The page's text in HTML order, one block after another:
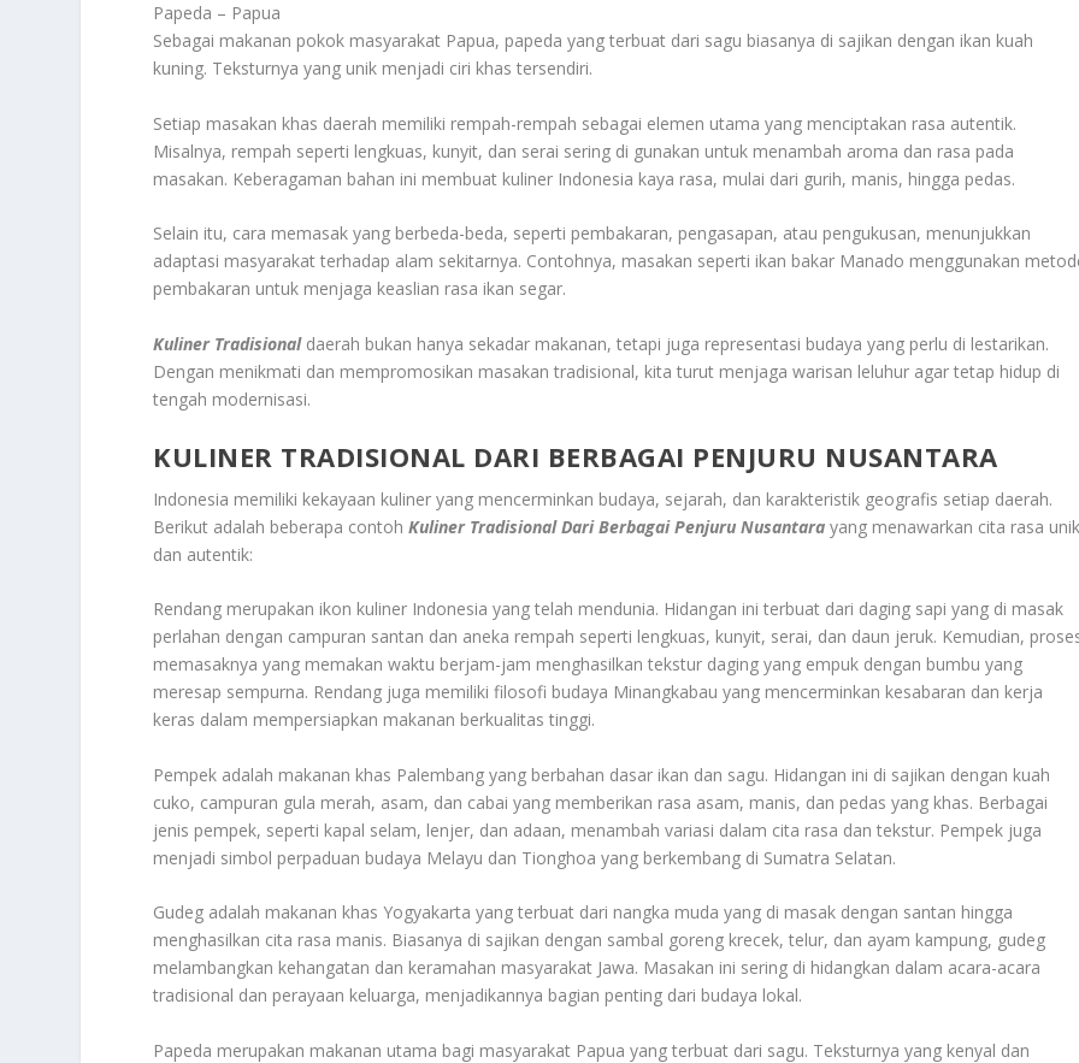
Papeda – Papua
Sebagai makanan pokok masyarakat Papua, papeda yang terbuat dari sagu biasanya di sajikan dengan ikan kuah
kuning. Teksturnya yang unik menjadi ciri khas tersendiri.
Setiap masakan khas daerah memiliki rempah-rempah sebagai elemen utama yang menciptakan rasa autentik.
Misalnya, rempah seperti lengkuas, kunyit, dan serai sering di gunakan untuk menambah aroma dan rasa pada
masakan. Keberagaman bahan ini membuat kuliner Indonesia kaya rasa, mulai dari gurih, manis, hingga pedas.
Selain itu, cara memasak yang berbeda-beda, seperti pembakaran, pengasapan, atau pengukusan, menunjukkan
adaptasi masyarakat terhadap alam sekitarnya. Contohnya, masakan seperti ikan bakar Manado menggunakan
pembakaran untuk menjaga keaslian rasa ikan segar.
Kuliner Tradisional daerah bukan hanya sekadar makanan, tetapi juga representasi budaya yang perlu di lestarikan.
Dengan menikmati dan mempromosikan masakan tradisional, kita turut menjaga warisan leluhur agar tetap hidup di
tengah modernisasi.
KULINER TRADISIONAL DARI BERBAGAI PENJURU NUSANTARA
Indonesia memiliki kekayaan kuliner yang mencerminkan budaya, sejarah, dan karakteristik geografis setiap daerah.
Berikut adalah beberapa contohKuliner TradisionalDari Berbagai Penjuru Nusantara yang menawarkan cita rasa
dan autentik:
Rendang merupakan ikon kuliner Indonesia yang telah mendunia. Hidangan ini terbuat dari daging sapi yang di masak
perlahan dengan campuran santan dan aneka rempah seperti lengkuas, kunyit, serai, dan daun jeruk. Kemudian,
memasaknya yang memakan waktu berjam-jam menghasilkan tekstur daging yang empuk dengan bumbu yang
meresap sempurna. Rendang juga memiliki filosofi budaya Minangkabau yang mencerminkan kesabaran dan kerja
keras dalam mempersiapkan makanan berkualitas tinggi.
Pempek adalah makanan khas Palembang yang berbahan dasar ikan dan sagu. Hidangan ini di sajikan dengan kuah
cuko, campuran gula merah, asam, dan cabai yang memberikan rasa asam, manis, dan pedas yang khas. Berbagai
jenis pempek, seperti kapal selam, lenjer, dan adaan, menambah variasi dalam cita rasa dan tekstur. Pempek juga
menjadi simbol perpaduan budaya Melayu dan Tionghoa yang berkembang di Sumatra Selatan.
Gudeg adalah makanan khas Yogyakarta yang terbuat dari nangka muda yang di masak dengan santan hingga
menghasilkan cita rasa manis. Biasanya di sajikan dengan sambal goreng krecek, telur, dan ayam kampung, gudeg
melambangkan kehangatan dan keramahan masyarakat Jawa. Masakan ini sering di hidangkan dalam acara-acara
tradisional dan perayaan keluarga, menjadikannya bagian penting dari budaya lokal.
Papeda merupakan makanan utama bagi masyarakat Papua yang terbuat dari sagu. Teksturnya yang kenyal dan